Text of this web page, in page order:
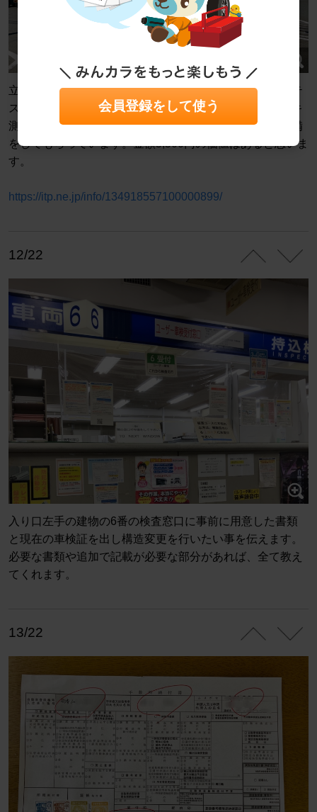
立川にある陸運局です。私は、いつも来る前に念の為にテ
スター屋でスピードメーター・サイドスリップ・ブレーキ
測定・排気ガス・ヘットライトの一通りのチェックと整備
をしてもらっています。金額5,500円の価値はあると思いま
す。
https://itp.ne.jp/info/134918557100000899/
12/22
入り口左手の建物の6番の検査窓口に事前に用意した書類
と現在の車検証を出し構造変更を行いたい事を伝えます。
必要な書類や追加で記載が必要な部分があれば、全て教え
てくれます。
13/22
会員登録をして使う